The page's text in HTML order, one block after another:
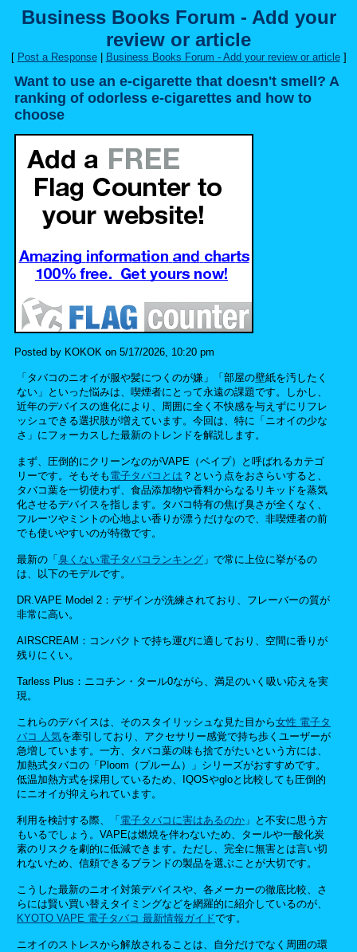
Business Books Forum - Add your
review or article
[ Post a Response| Business Books Forum - Add your review or article]
Want to use an e-cigarette that doesn't smell? A
ranking of odorless e-cigarettes and how to
choose
Posted by KOKOK on 5/17/2026, 10:20 pm
「タバコのニオイが服や髪につくのが嫌」「部屋の壁紙を汚したく
ない」といった悩みは、喫煙者にとって永遠の課題です。しかし、
近年のデバイスの進化により、周囲に全く不快感を与えずにリフレ
ッシュできる選択肢が増えています。今回は、特に「ニオイの少な
さ」にフォーカスした最新のトレンドを解説します。
まず、圧倒的にクリーンなのがVAPE（ベイプ）と呼ばれるカテゴ
リーです。そもそも 電子タバコとは ？という点をおさらいすると、
タバコ葉を一切使わず、食品添加物や香料からなるリキッドを蒸気
化させるデバイスを指します。タバコ特有の焦げ臭さが全くなく、
フルーツやミントの心地よい香りが漂うだけなので、非喫煙者の前
でも使いやすいのが特徴です。
最新の「 臭くない電子タバコランキング 」で常に上位に挙がるの
は、以下のモデルです。
DR.VAPE Model 2：デザインが洗練されており、フレーバーの質が
非常に高い。
AIRSCREAM：コンパクトで持ち運びに適しており、空間に香りが
残りにくい。
Tarless Plus：ニコチン・タール0ながら、満足のいく吸い応えを実
現。
これらのデバイスは、そのスタイリッシュな見た目から女性 電子タ
バコ 人気を牽引しており、アクセサリー感覚で持ち歩くユーザーが
急増しています。一方、タバコ葉の味も捨てがたいという方には、
加熱式タバコの「Ploom（プルーム）」シリーズがおすすめです。
低温加熱方式を採用しているため、IQOSやgloと比較しても圧倒的
にニオイが抑えられています。
利用を検討する際、「 電子タバコに害はあるのか 」と不安に思う方
もいるでしょう。VAPEは燃焼を伴わないため、タールや一酸化炭
素のリスクを劇的に低減できます。ただし、完全に無害とは言い切
れないため、信頼できるブランドの製品を選ぶことが大切です。
こうした最新のニオイ対策デバイスや、各メーカーの徹底比較、さ
らには賢い買い替えタイミングなどを網羅的に紹介しているのが、
KYOTO VAPE 電子タバコ 最新情報ガイドです。
ニオイのストレスから解放されることは、自分だけでなく周囲の環